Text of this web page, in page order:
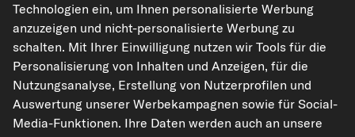
kfzteile24.de carpardoo.nl
carpardoo.fr
carpardoo.dk
nicht vervielfältigt werden. Die Vervielfältigung und Verbreitung der Daten und
Technologien ein, um Ihnen personalisierte Werbung
anzuzeigen und nicht-personalisierte Werbung zu
schalten. Mit Ihrer Einwilligung nutzen wir Tools für die
Personalisierung von Inhalten und Anzeigen, für die
Nutzungsanalyse, Erstellung von Nutzerprofilen und
Auswertung unserer Werbekampagnen sowie für Social-
Media-Funktionen. Ihre Daten werden auch an unsere